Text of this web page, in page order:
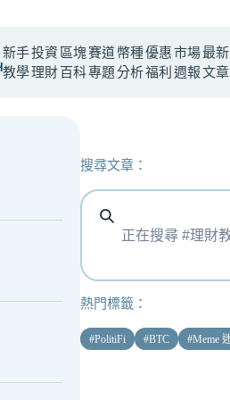
新手
教學
投資
理財
區塊
百科
賽道
專題
幣種
分析
優惠
福利
市場
週報
最新
文章
搜尋文章：
熱門標籤：
#PolitiFi #BTC #Meme